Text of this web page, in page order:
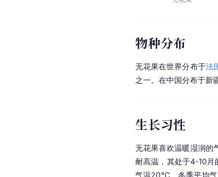
物种分布
无花果在世界分布于法
之一。在中国分布于新
生长习性
无花果喜欢温暖湿润的
耐高温，其处于4-10